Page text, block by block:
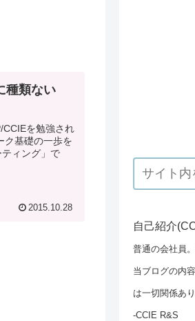
種類ない
CCIEを勉強され
ク基礎の一歩を
ィング」で
2015.10.28
自己紹介
普通の会社員
当ブログの内
は一切関係あり
-CCIE R&S